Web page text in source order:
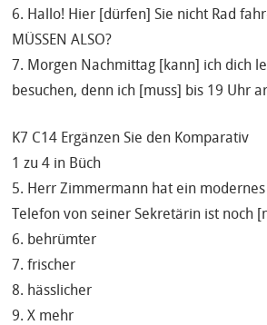
6. Hallo! Hier [dürfen] Sie nicht Rad
MÜSSEN ALSO?
7. Morgen Nachmittag [kann] ich dich
besuchen, denn ich [muss] bis 19 Uhr
K7 C14 Ergänzen Sie den Komparativ
1 zu 4 in Büch
5. Herr Zimmermann hat ein
Telefon von seiner Sekretärin ist noch
6. behrümter
7. frischer
8. hässlicher
9. X mehr